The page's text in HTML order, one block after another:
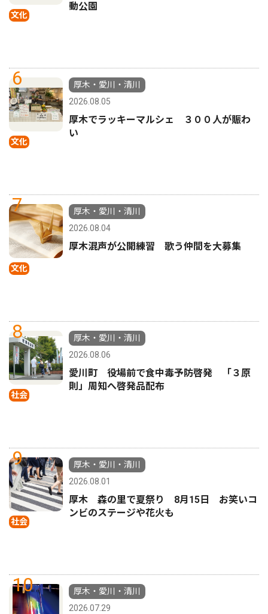
文化
動公園
6
文化
厚木・愛川・清川
2026.08.05
厚木でラッキーマルシェ ３００人が賑わ
い
7
文化
厚木・愛川・清川
2026.08.04
厚木混声が公開練習 歌う仲間を大募集
8
社会
厚木・愛川・清川
2026.08.06
愛川町 役場前で食中毒予防啓発 「３原
則」周知へ啓発品配布
9
社会
厚木・愛川・清川
2026.08.01
厚木 森の里で夏祭り 8月15日 お笑いコ
ンビのステージや花火も
10
厚木・愛川・清川
2026.07.29